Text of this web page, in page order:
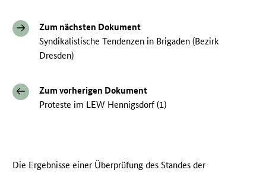
Zum nächsten Dokument
Syndikalistische Tendenzen in Brigaden (Bezirk
Dresden)
Zum vorherigen Dokument
Proteste im LEW Hennigsdorf (1)
Die Ergebnisse einer Überprüfung des Standes der